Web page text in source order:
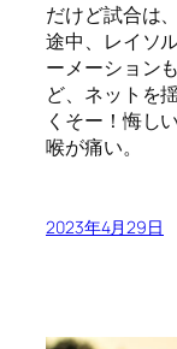
だけど試合は
途中、レイソ
ーメーション
ど、ネットを
くそー！悔し
喉が痛い。
2023年4月29日